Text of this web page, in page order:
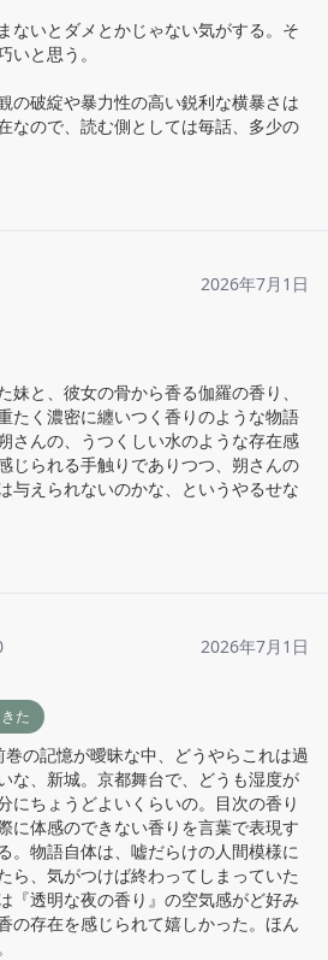
ないとダメとかじゃない気がする。そ
いと思う。
の破綻や暴力性の高い鋭利な横暴さは
なので、読む側としては毎話、多少の
2026年7月1日
妹と、彼女の骨から香る伽羅の香り、
たく濃密に纏いつく香りのような物語
さんの、うつくしい水のような存在感
じられる手触りでありつつ、朔さんの
与えられないのかな、というやるせな
2026年7月1日
た
の記憶が曖昧な中、どうやらこれは過
な、新城。京都舞台で、どうも湿度が
にちょうどよいくらいの。目次の香り
に体感のできない香りを言葉で表現す
。物語自体は、嘘だらけの人間模様に
ら、気がつけば終わってしまっていた
『透明な夜の香り』の空気感がど好み
の存在を感じられて嬉しかった。ほん